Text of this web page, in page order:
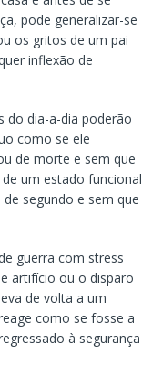
pode generalizar-se
os gritos de um pai
inflexão de
do dia-a-dia poderão
como se ele
de morte e sem que
um estado funcional
segundo e sem que
guerra com stress
artifício ou o disparo
de volta a um
como se fosse a
à segurança